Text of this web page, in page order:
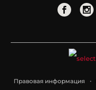
Правовая информация